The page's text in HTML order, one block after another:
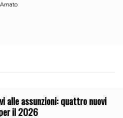
alle assunzioni: quattro nuovi
il 2026